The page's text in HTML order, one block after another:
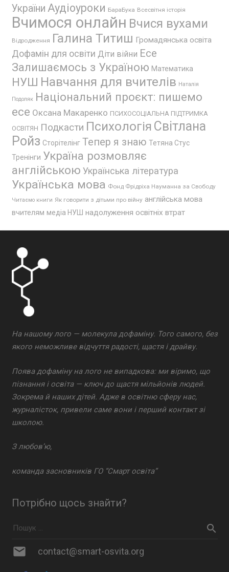
України Аудіоуроки БараБука Всесвітня історія
Вчимося онлайн Вчися вухами
Відродження Галина Титиш Громадянська освіта
Дофамін для освіти Діти війни Есе
Залишаємось з Україною Математика
НУШ Навчання для вчителів Наталія
Подоляк Національний проєкт: пишемо
есе Оксана Макаренко ПСИХОСОЦІАЛЬНА ПІДТРИМКА
ОСВІТЯН Подкасти Психологія Світлана
Ройз Сторітелінг Тепер я знаю Тетяна Стус
Тренінги Україна розмовляє
англійською Українська література
Українська мова Фонд Фрідріха Науманна за Свободу
Читаємо книги Як говорити з дітьми про війну англійська мова
вчителям медіа НУШ надолуження освітніх втрат
На нашому лого — молекула дофаміну. Того самого, без
якого неможливе відчуття радості, щастя і драйву.
Поява дофаміну на лого не випадкова: ми віримо, що
пізнання і освіта — ключ до щастя мільйонів людей.
Зокрема й наших дітей. Адже в освітню сферу нас,
журналісток, привели саме вони і перший контакт зі
школою.
З любов’ю,
команда засновників ГО “Смарт освіта”
Потрібно щось знайти?
mail contact@smart-osvita.org